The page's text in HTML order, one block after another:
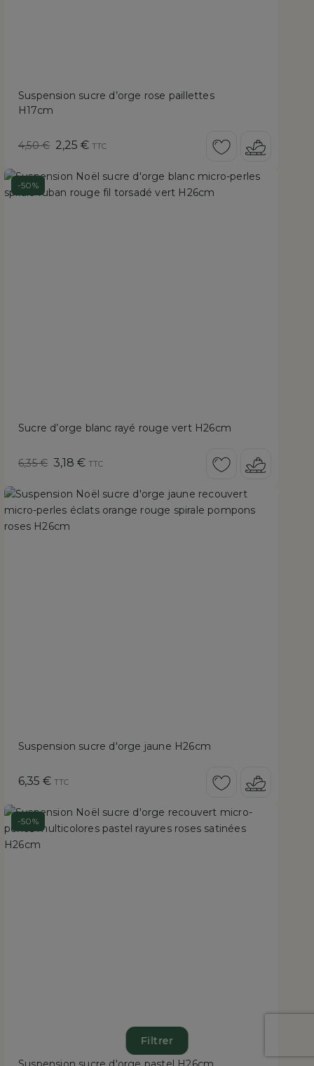
Filtrer
Suspension sucre d’orge rose paillettes
H17cm
Prix
base
4,50 € Prix
2,25 € TTC
-50%
Sucre d’orge blanc rayé rouge vert H26cm
Prix
base
6,35 € Prix
3,18 € TTC
Suspension sucre d'orge jaune H26cm
Prix
6,35 € TTC
-50%